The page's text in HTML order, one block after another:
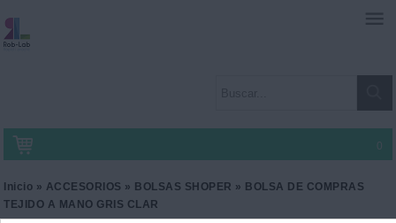
0
Inicio » ACCESORIOS » BOLSAS SHOPER » BOLSA DE COMPRAS
TEJIDO A MANO GRIS CLAR